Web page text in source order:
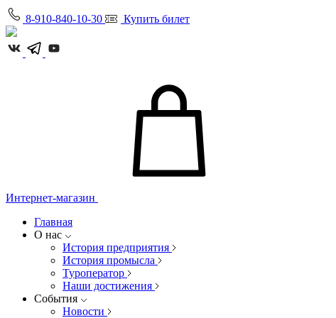
8-910-840-10-30 Купить билет
Интернет-магазин
Главная
О нас
История предприятия
История промысла
Туроператор
Наши достижения
События
Новости